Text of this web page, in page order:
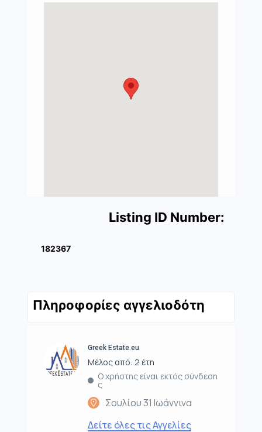
Listing ID Number:
182367
Πληροφορίες αγγελιοδότη
Greek Estate.eu
Μέλος από: 2 έτη
Ο χρήστης είναι εκτός σύνδεση
ς
Σουλίου 31 Ιωάννινα
Δείτε όλες τις Αγγελίες